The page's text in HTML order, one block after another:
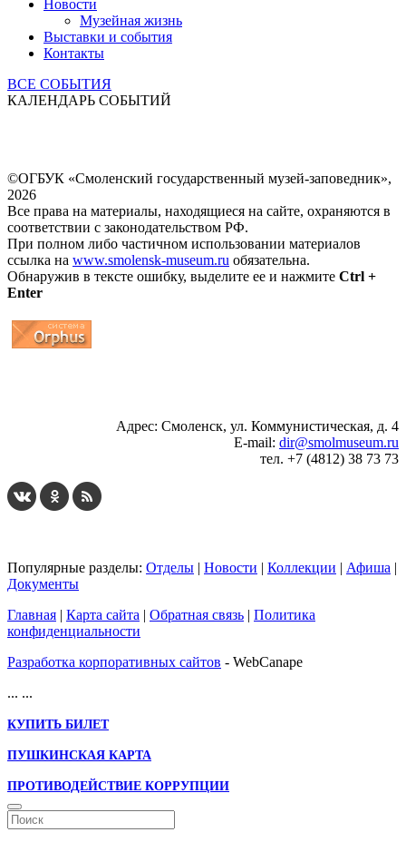
Новости
Музейная жизнь
Выставки и события
Контакты
ВСЕ СОБЫТИЯ
КАЛЕНДАРЬ СОБЫТИЙ
©ОГБУК «Смоленский государственный музей-заповедник»,
2026
Все права на материалы, находящиеся на сайте, охраняются в
соответствии с законодательством РФ.
При полном либо частичном использовании материалов
ссылка на www.smolensk-museum.ru обязательна.
Обнаружив в тексте ошибку, выделите ее и нажмите Ctrl +
Enter
Адрес: Смоленск, ул. Коммунистическая, д. 4
E-mail: dir@smolmuseum.ru
тел. +7 (4812) 38 73 73
Популярные разделы: Отделы | Новости | Коллекции | Афиша |
Документы
Главная | Карта сайта | Обратная связь | Политика
конфиденциальности
Разработка корпоративных сайтов - WebCanape
... ...
КУПИТЬ БИЛЕТ
ПУШКИНСКАЯ КАРТА
ПРОТИВОДЕЙСТВИЕ КОРРУПЦИИ